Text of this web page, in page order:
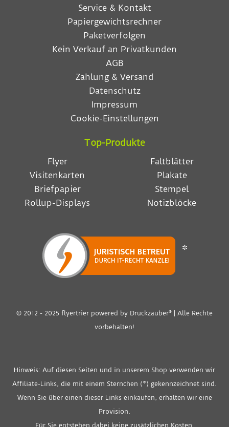
Service & Kontakt
Papiergewichtsrechner
Paketverfolgen
Kein Verkauf an Privatkunden
AGB
Zahlung & Versand
Datenschutz
Impressum
Cookie-Einstellungen
Top-Produkte
Flyer
Visitenkarten
Briefpapier
Rollup-Displays
Faltblätter
Plakate
Stempel
Notizblöcke
*
© 2012 - 2025 flyertrier powered by Druckzauber® | Alle Rechte
vorbehalten!
Hinweis: Auf diesen Seiten und in unserem Shop verwenden wir
Affiliate-Links, die mit einem Sternchen (*) gekennzeichnet sind.
Wenn Sie über einen dieser Links einkaufen, erhalten wir eine
Provision.
Für Sie entstehen dabei keine zusätzlichen Kosten.